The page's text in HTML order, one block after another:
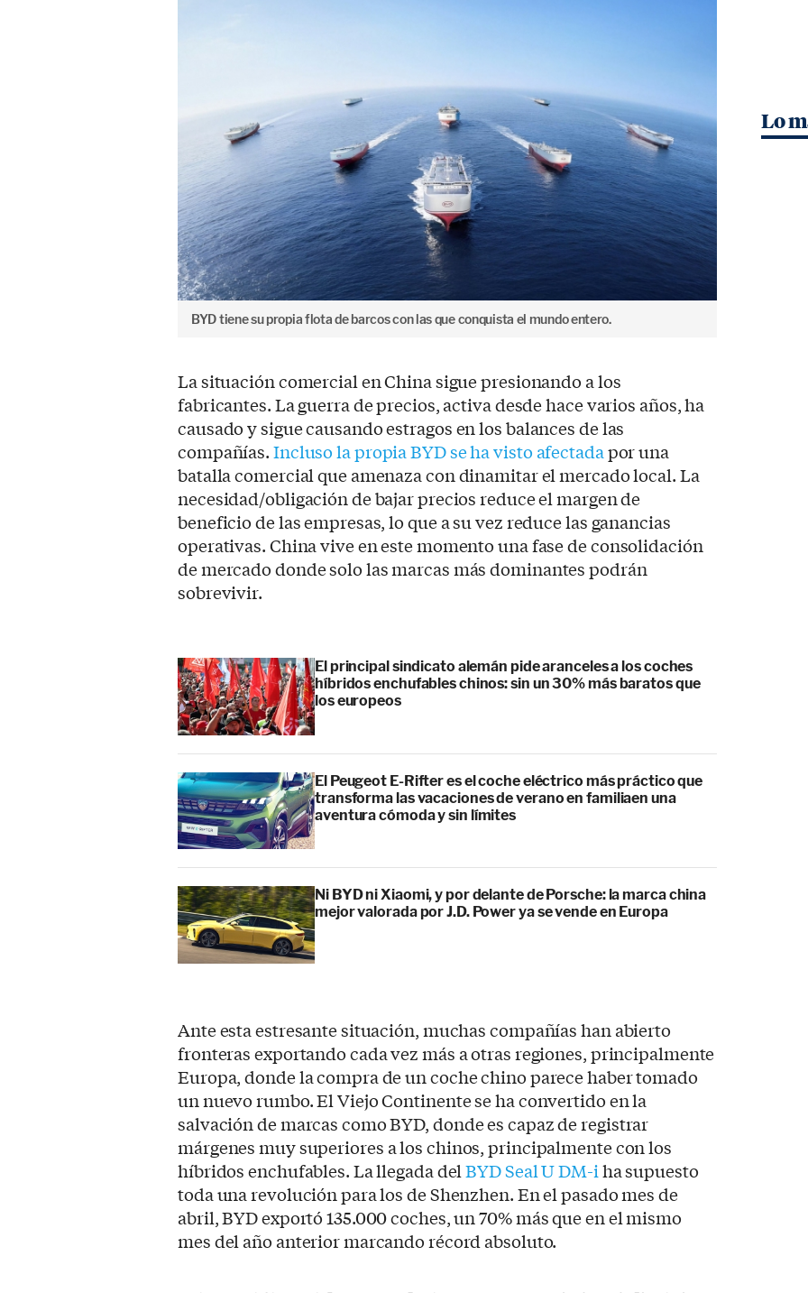
BYD tiene su propia flota de barcos con las que conquista el mundo entero.
La situación comercial en China sigue presionando a los
fabricantes. La guerra de precios, activa desde hace varios años, ha
causado y sigue causando estragos en los balances de las
compañías.Incluso la propia BYD se ha visto afectadapor una
batalla comercial que amenaza con dinamitar el mercado local. La
necesidad/obligación de bajar precios reduce el margen de
beneficio de las empresas, lo que a su vez reduce las ganancias
operativas. China vive en este momento una fase de consolidación
de mercado donde solo las marcas más dominantes podrán
sobrevivir.
El principal sindicato alemán pide aranceles a los coches
híbridos enchufables chinos: sin un 30% más baratos que
los europeos
El Peugeot E-Rifter es el coche eléctrico más práctico que
transforma las vacaciones de verano en familiaen una
aventura cómoda y sin límites
Ni BYD ni Xiaomi, y por delante de Porsche: la marca china
mejor valorada por J.D. Power ya se vende en Europa
Ante esta estresante situación, muchas compañías han abierto
fronteras exportando cada vez más a otras regiones, principalmente
Europa, donde la compra de un coche chino parece haber tomado
un nuevo rumbo. El Viejo Continente se ha convertido en la
salvación de marcas como BYD, donde es capaz de registrar
márgenes muy superiores a los chinos, principalmente con los
híbridos enchufables. La llegada delBYD Seal U DM-iha supuesto
toda una revolución para los de Shenzhen. En el pasado mes de
abril, BYD exportó 135.000 coches, un 70% más que en el mismo
mes del año anterior marcando récord absoluto.
Lo